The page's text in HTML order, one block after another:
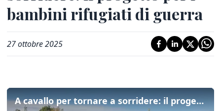
bambini rifugiati di guerra
27 ottobre 2025
A cavallo per tornare a sorridere: il progetto per i bambini rifugiati di guerra